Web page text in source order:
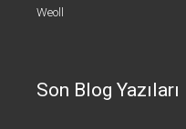
Weoll
Son Blog Yazıları